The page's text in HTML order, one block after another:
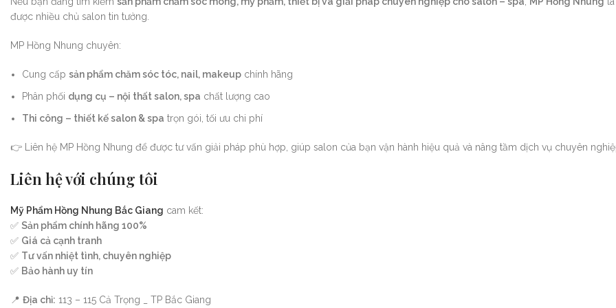
được nhiều chủ salon tin tưởng.
MP Hồng Nhung chuyên:
Cung cấp sản phẩm chăm sóc tóc, nail, makeup chính hãng
Phân phối dụng cụ – nội thất salon, spa chất lượng cao
Thi công – thiết kế salon & spa trọn gói, tối ưu chi phí
👉 Liên hệ MP Hồng Nhung để được tư vấn giải pháp phù hợp, giúp salon của bạn vận hành hiệu quả và nâng tầm dịch vụ chuyên
Liên hệ với chúng tôi
Mỹ Phẩm Hồng Nhung Bắc Giang cam kết:
✅ Sản phẩm chính hãng 100%
✅ Giá cả cạnh tranh
✅ Tư vấn nhiệt tình, chuyên nghiệp
✅ Bảo hành uy tín
📍 Địa chỉ: 113 – 115 Cả Trọng _ TP Bắc Giang